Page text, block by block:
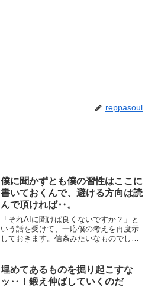
reppasoul
僕に聞かずとも僕の習性はここに
書いておくんで、避ける方向は読
んで頂ければ‥。
「それAIに聞けば良くないですか？」と
いう話を受けて、一応僕の考えを再度示
しておきます。信条みたいなものでしょ
ミュニケーションのある種の縮図はセル
フレジのようなものだと...
埋めてあるものを掘り起こすな
ッ‥！鍛え伸ばしていくのだ